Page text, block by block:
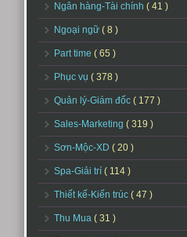
Ngân hàng-Tài chính ( 41 )
Ngoại ngữ ( 8 )
Part time ( 65 )
Phục vụ ( 378 )
Quản lý-Giám đốc ( 177 )
Sales-Marketing ( 319 )
Sơn-Mộc-XD ( 20 )
Spa-Giải trí ( 114 )
Thiết kế-Kiến trúc ( 47 )
Thu Mua ( 31 )